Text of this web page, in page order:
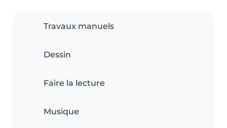
Travaux manuels
Dessin
Faire la lecture
Musique